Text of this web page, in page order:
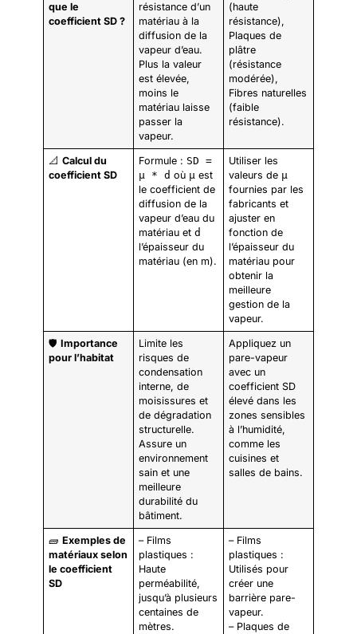
que le
coefficient SD ?
résistance d’un
matériau à la
diffusion de la
vapeur d’eau.
Plus la valeur
est élevée,
moins le
matériau laisse
passer la
vapeur.
(haute
résistance),
Plaques de
plâtre
(résistance
modérée),
Fibres naturelles
(faible
résistance).
📐Calcul du
coefficient SD
Formule : SD =
μ * d où μ est
le coefficient de
diffusion de la
vapeur d’eau du
matériau etd
l’épaisseur du
matériau (en m).
Utiliser les
valeurs de μ
fournies par les
fabricants et
ajuster en
fonction de
l’épaisseur du
matériau pour
obtenir la
meilleure
gestion de la
vapeur.
🛡️Importance
pour l’habitat
Limite les
risques de
condensation
interne, de
moisissures et
de dégradation
structurelle.
Assure un
environnement
sain et une
meilleure
durabilité du
bâtiment.
Appliquez un
pare-vapeur
avec un
coefficient SD
élevé dans les
zones sensibles
à l’humidité,
comme les
cuisines et
salles de bains.
🧱Exemples de
matériaux selon
le coefficient
SD
– Films
plastiques :
Haute
perméabilité,
jusqu’à plusieurs
centaines de
mètres.
– Films
plastiques :
Utilisés pour
créer une
barrière pare-
vapeur.
– Plaques de